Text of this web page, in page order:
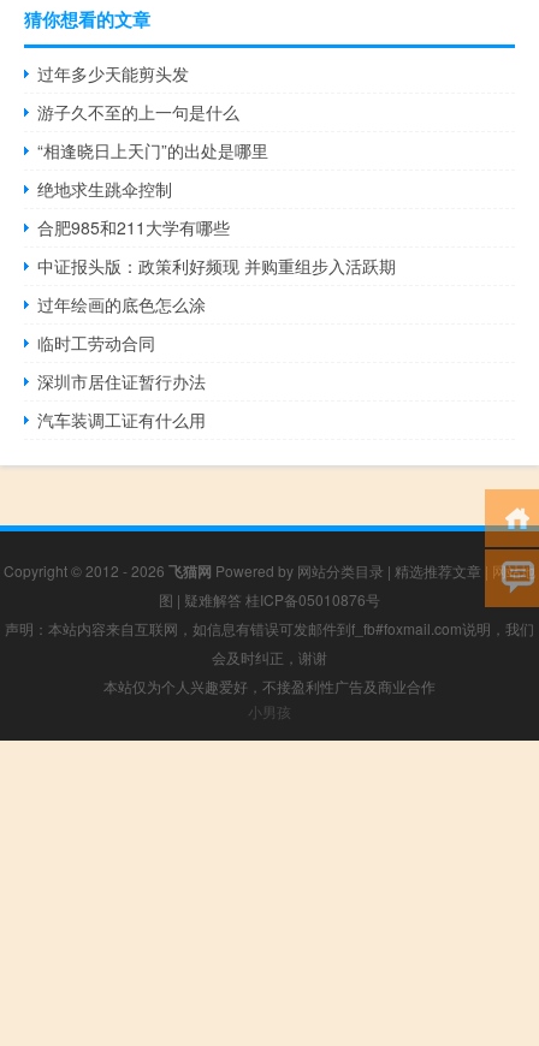
猜你想看的文章
过年多少天能剪头发
游子久不至的上一句是什么
“相逢晓日上天门”的出处是哪里
绝地求生跳伞控制
合肥985和211大学有哪些
中证报头版：政策利好频现 并购重组步入活跃期
过年绘画的底色怎么涂
临时工劳动合同
深圳市居住证暂行办法
汽车装调工证有什么用
Copyright © 2012 - 2026 飞猫网 Powered by 网站分类目录 | 精选推荐文章 | 网站地
图 | 疑难解答 桂ICP备05010876号
声明：本站内容来自互联网，如信息有错误可发邮件到f_fb#foxmail.com说明，我们
会及时纠正，谢谢
本站仅为个人兴趣爱好，不接盈利性广告及商业合作
小男孩